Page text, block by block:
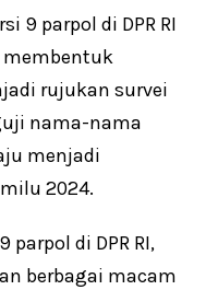
9 parpol di DPR RI
rujukan survei
nama-nama
menjadi
2024.
di DPR RI,
berbagai macam